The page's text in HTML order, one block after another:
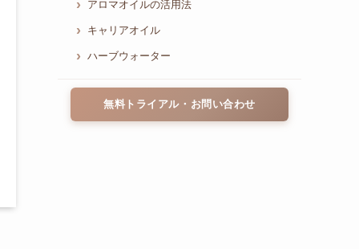
アロマオイルの活用法
キャリアオイル
ハーブウォーター
無料トライアル・お問い合わせ